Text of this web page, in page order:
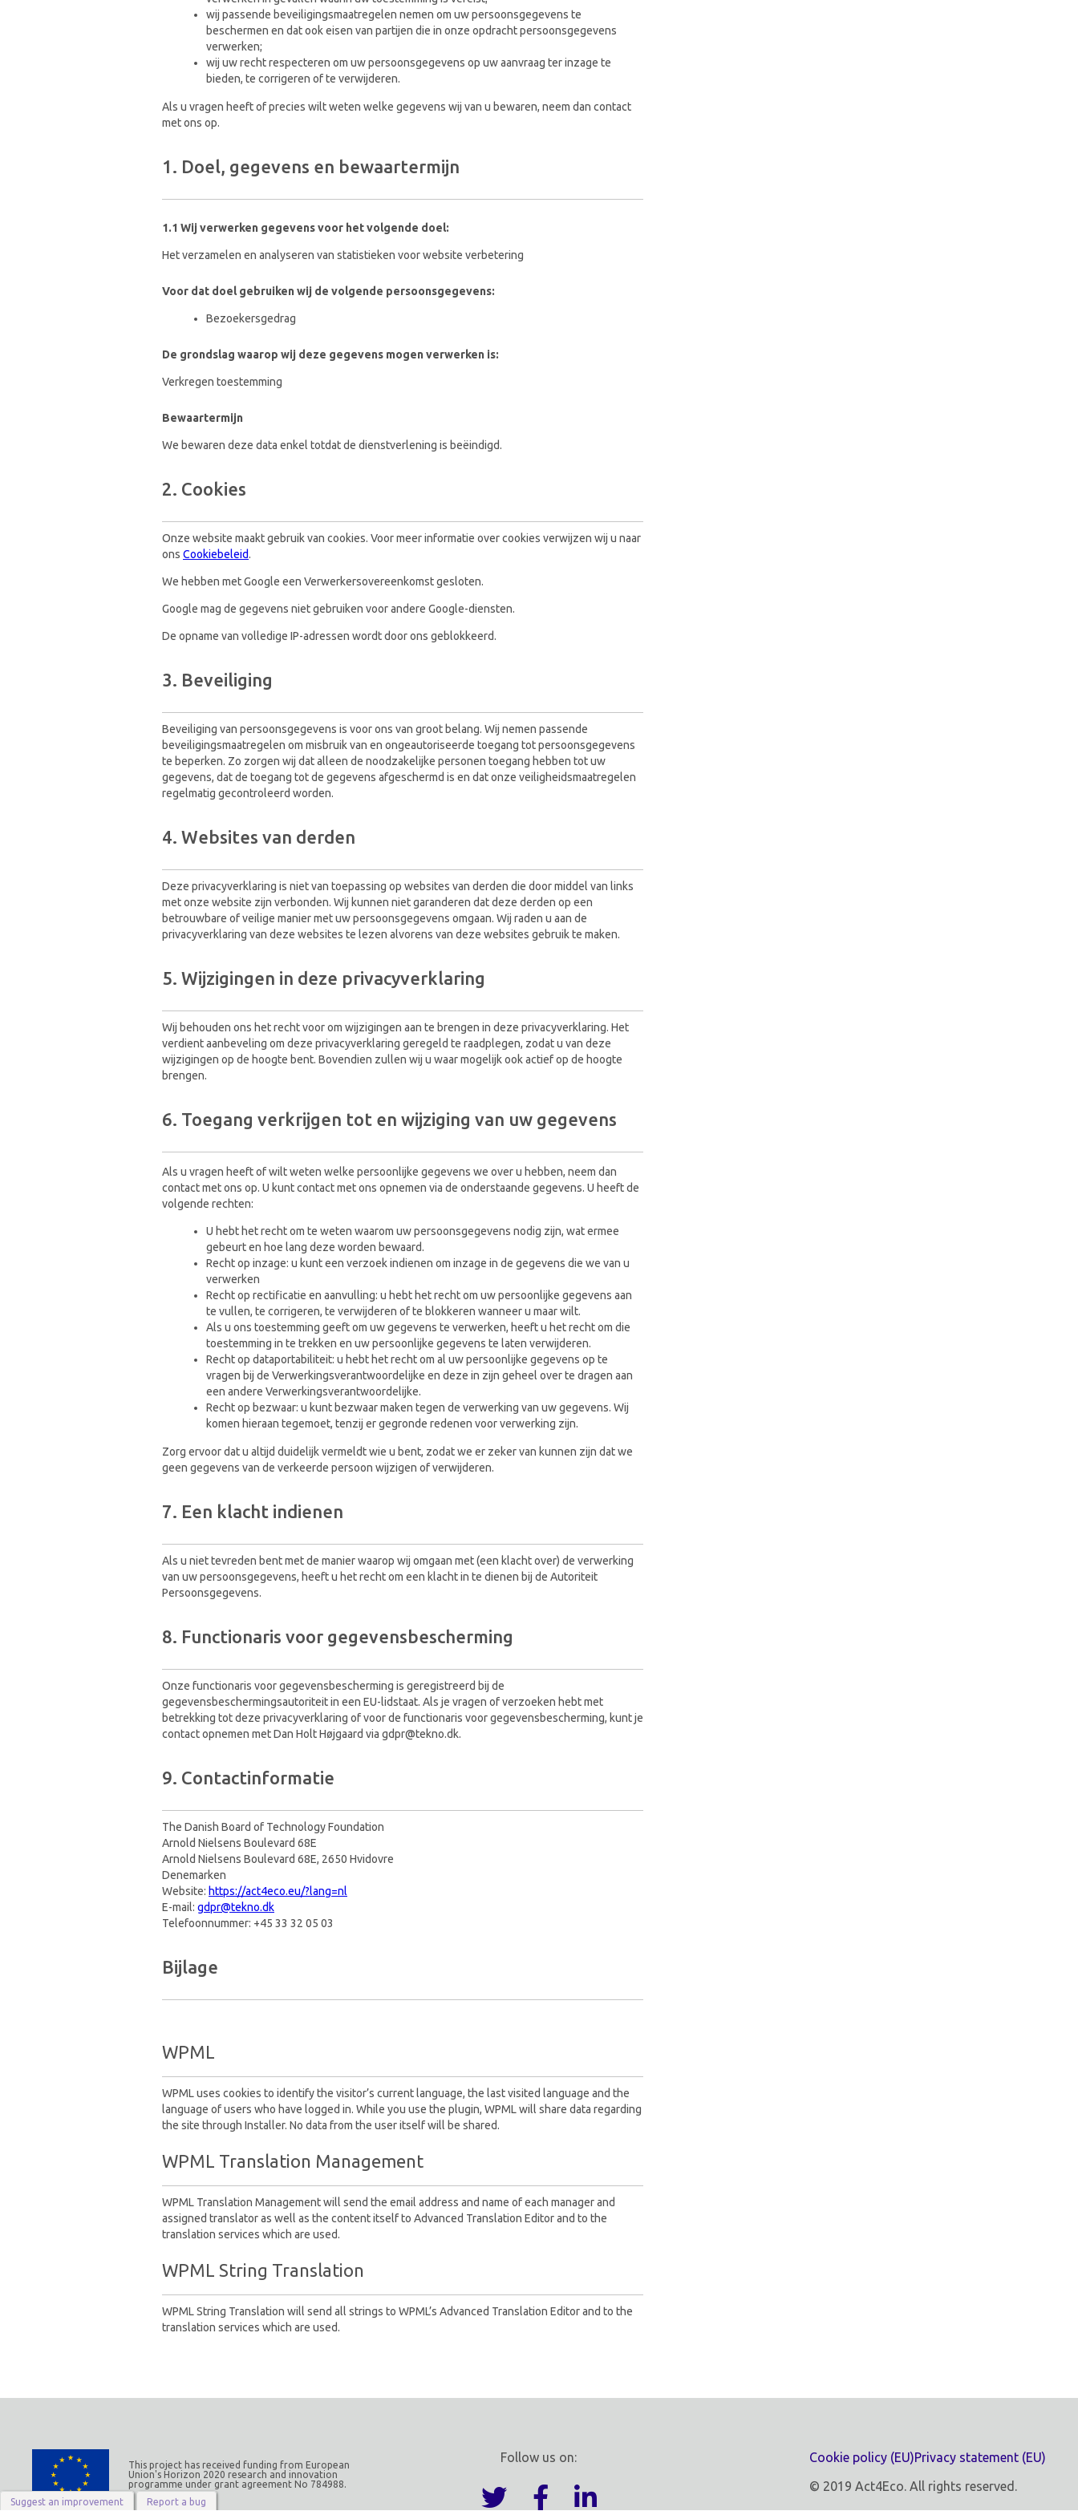
wij passende beveiligingsmaatregelen nemen om uw persoonsgegevens te
beschermen en dat ook eisen van partijen die in onze opdracht persoonsgegevens
verwerken;
wij uw recht respecteren om uw persoonsgegevens op uw aanvraag ter inzage te
bieden, te corrigeren of te verwijderen.
Als u vragen heeft of precies wilt weten welke gegevens wij van u bewaren, neem dan contact
met ons op.
1. Doel, gegevens en bewaartermijn
1.1 Wij verwerken gegevens voor het volgende doel:
Het verzamelen en analyseren van statistieken voor website verbetering
Voor dat doel gebruiken wij de volgende persoonsgegevens:
Bezoekersgedrag
De grondslag waarop wij deze gegevens mogen verwerken is:
Verkregen toestemming
Bewaartermijn
We bewaren deze data enkel totdat de dienstverlening is beëindigd.
2. Cookies
Onze website maakt gebruik van cookies. Voor meer informatie over cookies verwijzen wij u naar
ons Cookiebeleid.
We hebben met Google een Verwerkersovereenkomst gesloten.
Google mag de gegevens niet gebruiken voor andere Google-diensten.
De opname van volledige IP-adressen wordt door ons geblokkeerd.
3. Beveiliging
Beveiliging van persoonsgegevens is voor ons van groot belang. Wij nemen passende
beveiligingsmaatregelen om misbruik van en ongeautoriseerde toegang tot persoonsgegevens
te beperken. Zo zorgen wij dat alleen de noodzakelijke personen toegang hebben tot uw
gegevens, dat de toegang tot de gegevens afgeschermd is en dat onze veiligheidsmaatregelen
regelmatig gecontroleerd worden.
4. Websites van derden
Deze privacyverklaring is niet van toepassing op websites van derden die door middel van links
met onze website zijn verbonden. Wij kunnen niet garanderen dat deze derden op een
betrouwbare of veilige manier met uw persoonsgegevens omgaan. Wij raden u aan de
privacyverklaring van deze websites te lezen alvorens van deze websites gebruik te maken.
5. Wijzigingen in deze privacyverklaring
Wij behouden ons het recht voor om wijzigingen aan te brengen in deze privacyverklaring. Het
verdient aanbeveling om deze privacyverklaring geregeld te raadplegen, zodat u van deze
wijzigingen op de hoogte bent. Bovendien zullen wij u waar mogelijk ook actief op de hoogte
brengen.
6. Toegang verkrijgen tot en wijziging van uw gegevens
Als u vragen heeft of wilt weten welke persoonlijke gegevens we over u hebben, neem dan
contact met ons op. U kunt contact met ons opnemen via de onderstaande gegevens. U heeft de
volgende rechten:
U hebt het recht om te weten waarom uw persoonsgegevens nodig zijn, wat ermee
gebeurt en hoe lang deze worden bewaard.
Recht op inzage: u kunt een verzoek indienen om inzage in de gegevens die we van u
verwerken
Recht op rectificatie en aanvulling: u hebt het recht om uw persoonlijke gegevens aan
te vullen, te corrigeren, te verwijderen of te blokkeren wanneer u maar wilt.
Als u ons toestemming geeft om uw gegevens te verwerken, heeft u het recht om die
toestemming in te trekken en uw persoonlijke gegevens te laten verwijderen.
Recht op dataportabiliteit: u hebt het recht om al uw persoonlijke gegevens op te
vragen bij de Verwerkingsverantwoordelijke en deze in zijn geheel over te dragen aan
een andere Verwerkingsverantwoordelijke.
Recht op bezwaar: u kunt bezwaar maken tegen de verwerking van uw gegevens. Wij
komen hieraan tegemoet, tenzij er gegronde redenen voor verwerking zijn.
Zorg ervoor dat u altijd duidelijk vermeldt wie u bent, zodat we er zeker van kunnen zijn dat we
geen gegevens van de verkeerde persoon wijzigen of verwijderen.
7. Een klacht indienen
Als u niet tevreden bent met de manier waarop wij omgaan met (een klacht over) de verwerking
van uw persoonsgegevens, heeft u het recht om een klacht in te dienen bij de Autoriteit
Persoonsgegevens.
8. Functionaris voor gegevensbescherming
Onze functionaris voor gegevensbescherming is geregistreerd bij de
gegevensbeschermingsautoriteit in een EU-lidstaat. Als je vragen of verzoeken hebt met
betrekking tot deze privacyverklaring of voor de functionaris voor gegevensbescherming, kunt je
contact opnemen met Dan Holt Højgaard via gdpr@tekno.dk.
9. Contactinformatie
The Danish Board of Technology Foundation
Arnold Nielsens Boulevard 68E
Arnold Nielsens Boulevard 68E, 2650 Hvidovre
Denemarken
Website: https://act4eco.eu/?lang=nl
E-mail: gdpr@tekno.dk
Telefoonnummer: +45 33 32 05 03
Bijlage
WPML
WPML uses cookies to identify the visitor’s current language, the last visited language and the
language of users who have logged in. While you use the plugin, WPML will share data regarding
the site through Installer. No data from the user itself will be shared.
WPML Translation Management
WPML Translation Management will send the email address and name of each manager and
assigned translator as well as the content itself to Advanced Translation Editor and to the
translation services which are used.
WPML String Translation
WPML String Translation will send all strings to WPML’s Advanced Translation Editor and to the
translation services which are used.
Suggest an improvement Report a bug
This project has received funding from European
Union's Horizon 2020 research and innovation
programme under grant agreement No 784988.
Follow us on: Cookie policy (EU)Privacy statement (EU)
© 2019 Act4Eco. All rights reserved.